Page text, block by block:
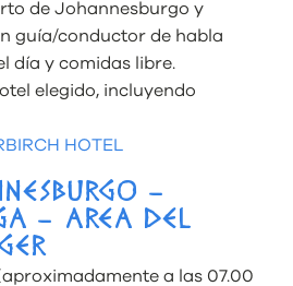
de Johannesburgo y
guía/conductor de habla
día y comidas libre.
elegido, incluyendo
HOTEL
–
– AREA DEL
a las 07.00